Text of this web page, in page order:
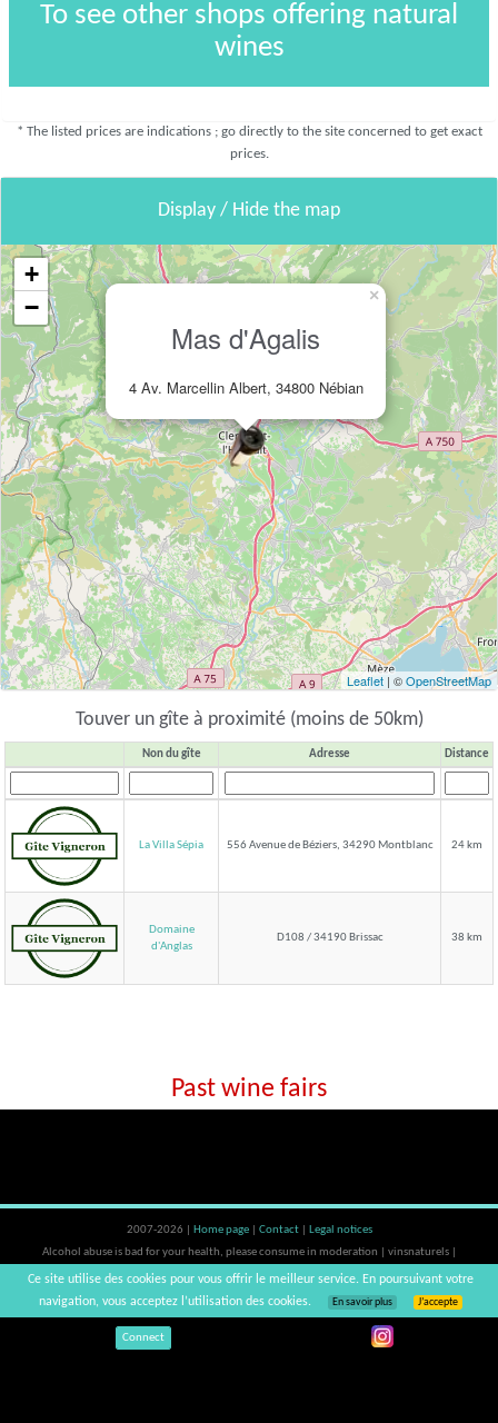
To see other shops offering natural
wines
* The listed prices are indications ; go directly to the site concerned to get exact
prices.
Display / Hide the map
Mas d'Agalis
4 Av. Marcellin Albert, 34800 Nébian
×
+
−
Leaflet | ©OpenStreetMap
Touver un gîte à proximité (moins de 50km)
Non du gîte Adresse Distance
La Villa Sépia 556 Avenue de Béziers, 34290 Montblanc 24 km
Domaine
d'Anglas
D108 / 34190 Brissac 38 km
Past wine fairs
2007-2026 | Home page Contact
Legal notices
Alcohol abuse is bad for your health, please consume in moderation | vinsnaturels |
v3.12
Connect
Ce site utilise des cookies pour vous offrir le meilleur service. En poursuivant votre
navigation, vous acceptez l’utilisation des cookies.
En savoir plus J’accepte